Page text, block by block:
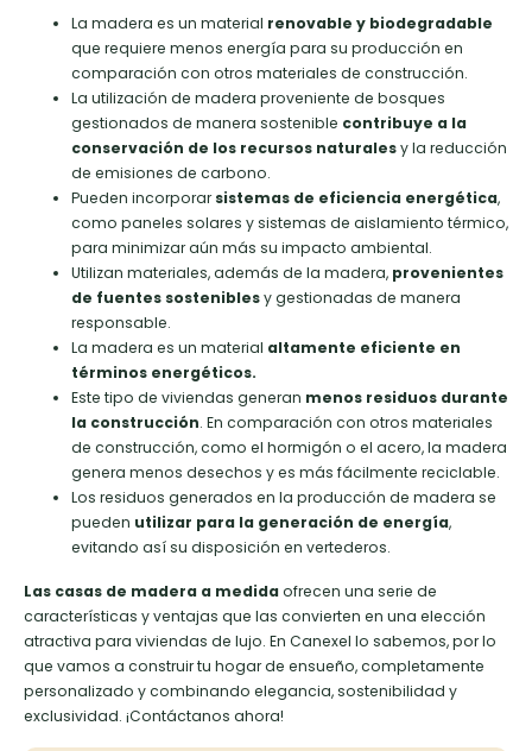
La madera es un material renovable y biodegradable
que requiere menos energía para su producción en
comparación con otros materiales de construcción.
La utilización de madera proveniente de bosques
gestionados de manera sostenible contribuye a la
conservación de los recursos naturalesy la reducción
de emisiones de carbono.
Pueden incorporarsistemas de eficiencia energética,
como paneles solares y sistemas de aislamiento térmico,
para minimizar aún más su impacto ambiental.
Utilizan materiales, además de la madera, provenientes
de fuentes sosteniblesy gestionadas de manera
responsable.
La madera es un material altamente eficiente en
términos energéticos.
Este tipo de viviendas generan menos residuos durante
la construcción. En comparación con otros materiales
de construcción, como el hormigón o el acero, la madera
genera menos desechos y es más fácilmente reciclable.
Los residuos generados en la producción de madera se
pueden utilizar para la generación de energía,
evitando así su disposición en vertederos.
Las casas de madera a medidaofrecen una serie de
características y ventajas que las convierten en una elección
atractiva para viviendas de lujo. En Canexel lo sabemos, por lo
que vamos a construir tu hogar de ensueño, completamente
personalizado y combinando elegancia, sostenibilidad y
exclusividad. ¡Contáctanos ahora!